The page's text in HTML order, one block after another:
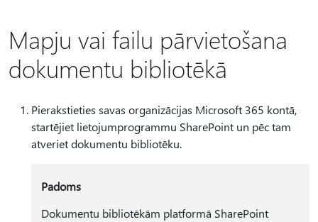
Mapju vai failu pārvietošana
dokumentu bibliotēkā
Pierakstieties savas organizācijas Microsoft 365 kontā,
startējiet lietojumprogrammu SharePoint un pēc tam
atveriet dokumentu bibliotēku.
Padoms
Dokumentu bibliotēkām platformā SharePoint